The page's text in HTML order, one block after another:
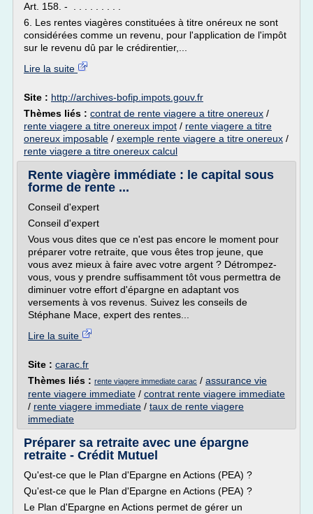
Art. 158. - . . . . . . . . .
6. Les rentes viagères constituées à titre onéreux ne sont
considérées comme un revenu, pour l'application de l'impôt
sur le revenu dû par le crédirentier,...
Lire la suite
Site : http://archives-bofip.impots.gouv.fr
Thèmes liés : contrat de rente viagere a titre onereux /
rente viagere a titre onereux impot / rente viagere a titre
onereux imposable / exemple rente viagere a titre onereux /
rente viagere a titre onereux calcul
Rente viagère immédiate : le capital sous
forme de rente ...
Conseil d'expert
Conseil d'expert
Vous vous dites que ce n'est pas encore le moment pour
préparer votre retraite, que vous êtes trop jeune, que
vous avez mieux à faire avec votre argent ? Détrompez-
vous, vous y prendre suffisamment tôt vous permettra de
diminuer votre effort d'épargne en adaptant vos
versements à vos revenus. Suivez les conseils de
Stéphane Mace, expert des rentes...
Lire la suite
Site : carac.fr
Thèmes liés : rente viagere immediate carac / assurance vie
rente viagere immediate / contrat rente viagere immediate
/ rente viagere immediate / taux de rente viagere
immediate
Préparer sa retraite avec une épargne
retraite - Crédit Mutuel
Qu'est-ce que le Plan d'Epargne en Actions (PEA) ?
Qu'est-ce que le Plan d'Epargne en Actions (PEA) ?
Le Plan d'Epargne en Actions permet de gérer un